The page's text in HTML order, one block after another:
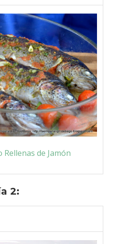
de Jamón
2: